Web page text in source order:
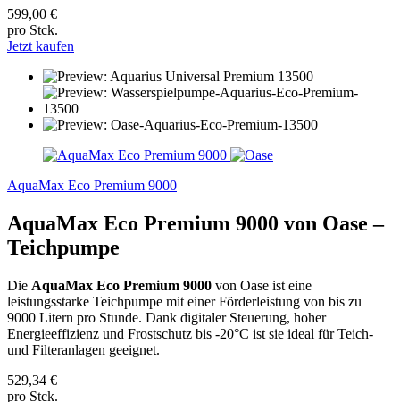
599,00 €
pro Stck.
Jetzt kaufen
AquaMax Eco Premium 9000
AquaMax Eco Premium 9000 von Oase –
Teichpumpe
Die AquaMax Eco Premium 9000 von Oase ist eine
leistungsstarke Teichpumpe mit einer Förderleistung von bis zu
9000 Litern pro Stunde. Dank digitaler Steuerung, hoher
Energieeffizienz und Frostschutz bis -20°C ist sie ideal für Teich-
und Filteranlagen geeignet.
529,34 €
pro Stck.